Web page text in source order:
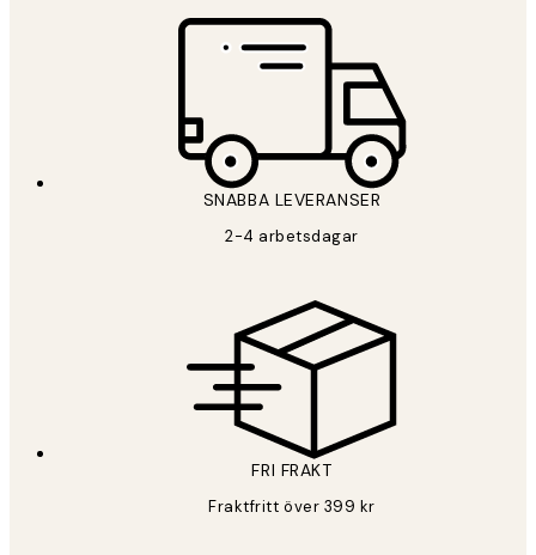
SNABBA LEVERANSER
2-4 arbetsdagar
FRI FRAKT
Fraktfritt över 399 kr